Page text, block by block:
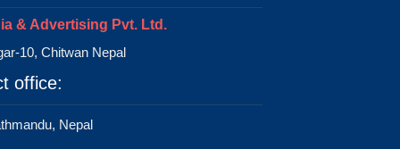
& Advertising Pvt. Ltd.
10, Chitwan Nepal
office:
Nepal